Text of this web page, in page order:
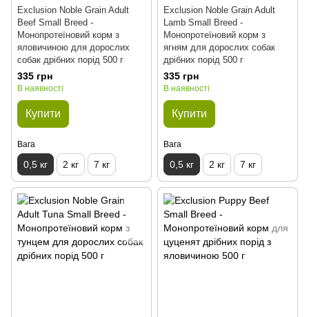
Exclusion Noble Grain Adult
Beef Small Breed -
Монопротеїновий корм з
яловичиною для дорослих
собак дрібних порід 500 г
335 грн
В наявності
Купити
Вага
0,5 кг 2 кг 7 кг
Exclusion Noble Grain Adult
Lamb Small Breed -
Монопротеїновий корм з
ягням для дорослих собак
дрібних порід 500 г
335 грн
В наявності
Купити
Вага
0,5 кг 2 кг 7 кг